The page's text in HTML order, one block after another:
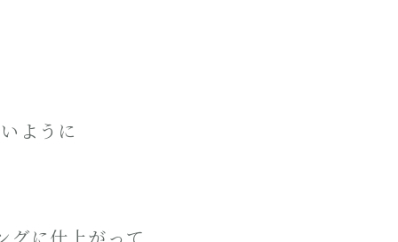
ように